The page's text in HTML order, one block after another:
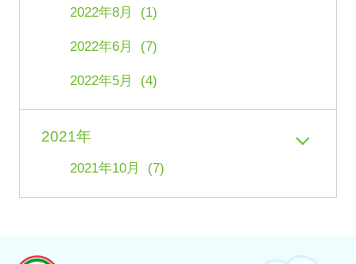
2022年8月 (1)
2022年6月 (7)
2022年5月 (4)
2021年
2021年10月 (7)